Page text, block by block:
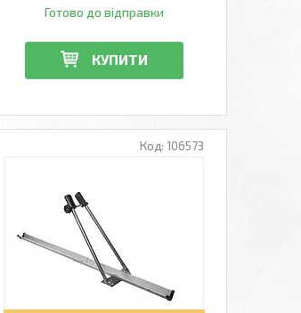
Готово до відправки
КУПИТИ
106573